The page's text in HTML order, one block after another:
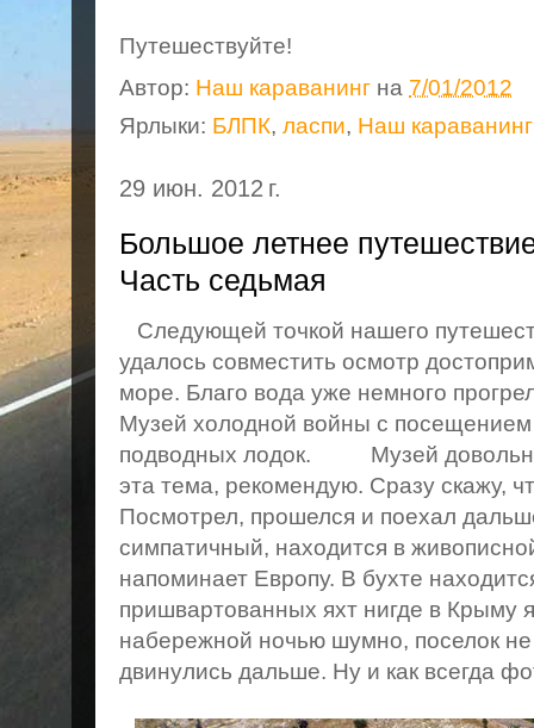
Путешествуйте!
Автор: Наш караванинг на 7/01/2012
Ярлыки: БЛПК, ласпи, Наш караванинг
29 июн. 2012 г.
Большое летнее
Часть седьмая
Следующей точкой нашего
удалось совместить осмотр
море. Благо вода уже немного
Музей холодной войны с посещением
подводных лодок. Музей
эта тема, рекомендую. Сразу скажу,
Посмотрел, прошелся и поехал
симпатичный, находится в
напоминает Европу. В бухте
пришвартованных яхт нигде в Крыму
набережной ночью шумно, поселок
двинулись дальше. Ну и как всегда